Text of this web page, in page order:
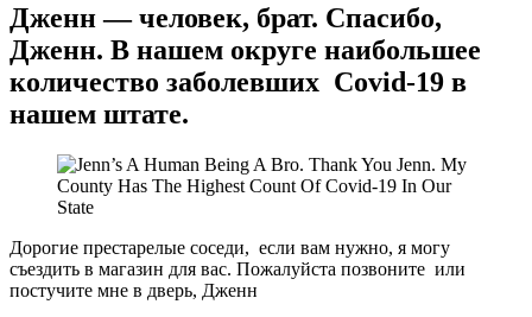
Дженн — человек, брат. Спасибо,
Дженн. В нашем округе наибольшее
количество заболевших Covid-19 в
нашем штате.
Дорогие престарелые соседи, если вам нужно, я могу
съездить в магазин для вас. Пожалуйста позвоните или
постучите мне в дверь, Дженн